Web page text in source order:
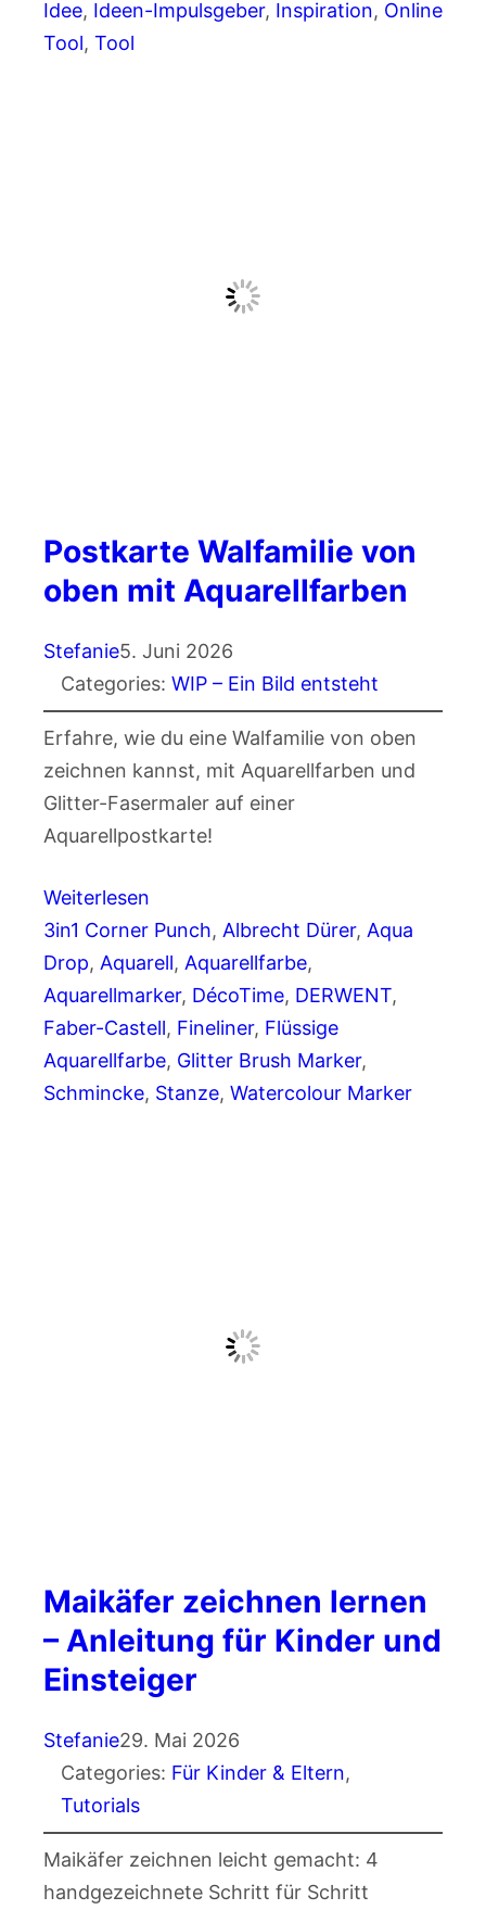
Idee, Ideen-Impulsgeber, Inspiration, Online
Tool, Tool
Postkarte Walfamilie von
oben mit Aquarellfarben
Stefanie5. Juni 2026
Categories: WIP – Ein Bild entsteht
Erfahre, wie du eine Walfamilie von oben
zeichnen kannst, mit Aquarellfarben und
Glitter-Fasermaler auf einer
Aquarellpostkarte!
Weiterlesen
3in1 Corner Punch, Albrecht Dürer, Aqua
Drop, Aquarell, Aquarellfarbe
Aquarellmarker, DécoTime, DERWENT
Faber-Castell, Fineliner, Flüssige
Aquarellfarbe, Glitter Brush Marker
Schmincke, Stanze, Watercolour Marker
Maikäfer zeichnen lernen
– Anleitung für Kinder und
Einsteiger
Stefanie29. Mai 2026
Categories: Für Kinder & Eltern
Tutorials
Maikäfer zeichnen leicht gemacht: 4
handgezeichnete Schritt für Schritt